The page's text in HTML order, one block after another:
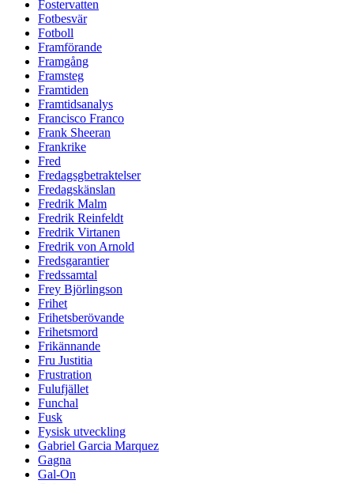
Fostervatten
Fotbesvär
Fotboll
Framförande
Framgång
Framsteg
Framtiden
Framtidsanalys
Francisco Franco
Frank Sheeran
Frankrike
Fred
Fredagsgbetraktelser
Fredagskänslan
Fredrik Malm
Fredrik Reinfeldt
Fredrik Virtanen
Fredrik von Arnold
Fredsgarantier
Fredssamtal
Frey Björlingson
Frihet
Frihetsberövande
Frihetsmord
Frikännande
Fru Justitia
Frustration
Fulufjället
Funchal
Fusk
Fysisk utveckling
Gabriel Garcia Marquez
Gagna
Gal-On